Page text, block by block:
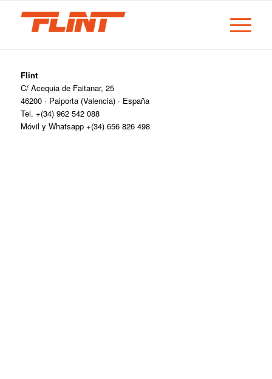
Flint
C/ Acequia de Faitanar, 25
46200 · Paiporta (Valencia) · España
Tel. +(34) 962 542 088
Móvil y Whatsapp +(34) 656 826 498